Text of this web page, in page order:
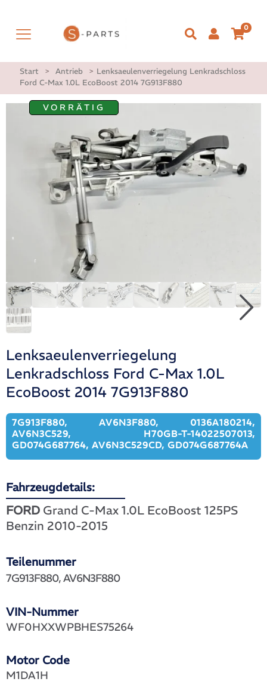
0
Start > Antrieb > Lenksaeulenverriegelung Lenkradschloss
Ford C-Max 1.0L EcoBoost 2014 7G913F880
VORRÄTIG
Lenksaeulenverriegelung
Lenkradschloss Ford C-Max 1.0L
EcoBoost 2014 7G913F880
7G913F880, AV6N3F880, 0136A180214,
AV6N3C529, H70GB-T-14022507013,
GD074G687764, AV6N3C529CD, GD074G687764A
Fahrzeugdetails:
FORD Grand C-Max 1.0L EcoBoost 125PS
Benzin 2010-2015
Teilenummer
VIN-Nummer
7G913F880, AV6N3F880
WF0HXXWPBHES75264
Motor Code
M1DA1H